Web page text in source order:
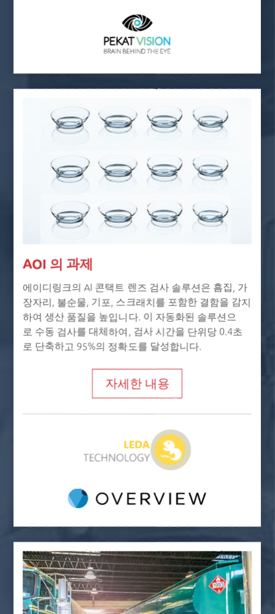
AOI 의 과제
에이디링크의 AI 콘택트 렌즈 검사 솔루션은 흠집, 가
장자리, 불순물, 기포, 스크래치를 포함한 결함을 감지
하여 생산 품질을 높입니다. 이 자동화된 솔루션으
로 수동 검사를 대체하여, 검사 시간을 단위당 0.4초
로 단축하고 95%의 정확도를 달성합니다.
자세한 내용